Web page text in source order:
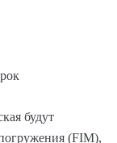
будут
(FIM),